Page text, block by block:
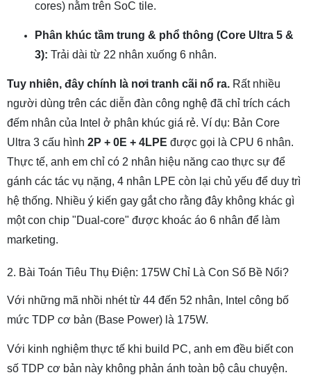
cores) nằm trên SoC tile.
Phân khúc tầm trung & phổ thông (Core Ultra 5 &
3): Trải dài từ 22 nhân xuống 6 nhân.
Tuy nhiên, đây chính là nơi tranh cãi nổ ra. Rất nhiều
người dùng trên các diễn đàn công nghệ đã chỉ trích cách
đếm nhân của Intel ở phân khúc giá rẻ. Ví dụ: Bản Core
Ultra 3 cấu hình 2P + 0E + 4LPE được gọi là CPU 6 nhân.
Thực tế, anh em chỉ có 2 nhân hiệu năng cao thực sự để
gánh các tác vụ nặng, 4 nhân LPE còn lại chủ yếu để duy trì
hệ thống. Nhiều ý kiến gay gắt cho rằng đây không khác gì
một con chip "Dual-core" được khoác áo 6 nhân để làm
marketing.
2. Bài Toán Tiêu Thụ Điện: 175W Chỉ Là Con Số Bề Nổi?
Với những mã nhồi nhét từ 44 đến 52 nhân, Intel công bố
mức TDP cơ bản (Base Power) là 175W.
Với kinh nghiệm thực tế khi build PC, anh em đều biết con
số TDP cơ bản này không phản ánh toàn bộ câu chuyện.